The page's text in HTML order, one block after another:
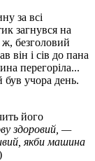
за всі
загнувся на
безголовий
він і сів до пана
перегоріла...
учора день.
його
здоровий, —
якби машина